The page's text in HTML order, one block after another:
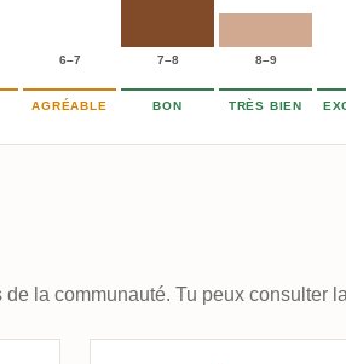
6–7 7–8 8–9
AGRÉABLE BON TRÈS BIEN
la communauté. Tu peux consulter